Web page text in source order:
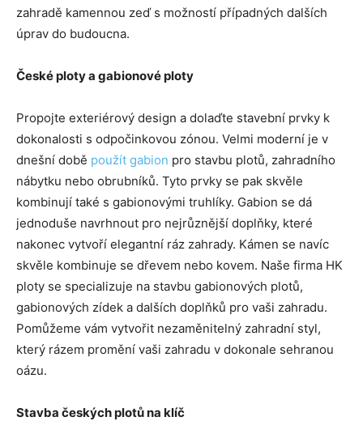
zahradě kamennou zeď s možností případných dalších
úprav do budoucna.
České ploty a gabionové ploty
Propojte exteriérový design a dolaďte stavební prvky k
dokonalosti s odpočinkovou zónou. Velmi moderní je v
dnešní době použít gabion pro stavbu plotů, zahradního
nábytku nebo obrubníků. Tyto prvky se pak skvěle
kombinují také s gabionovými truhlíky. Gabion se dá
jednoduše navrhnout pro nejrůznější doplňky, které
nakonec vytvoří elegantní ráz zahrady. Kámen se navíc
skvěle kombinuje se dřevem nebo kovem. Naše firma HK
ploty se specializuje na stavbu gabionových plotů,
gabionových zídek a dalších doplňků pro vaši zahradu.
Pomůžeme vám vytvořit nezaměnitelný zahradní styl,
který rázem promění vaši zahradu v dokonale sehranou
oázu.
Stavba českých plotů na klíč